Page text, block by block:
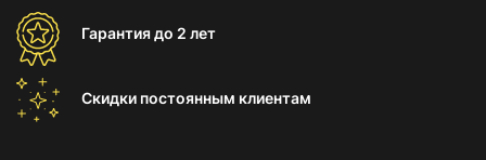
Гарантиядо 2 лет
Скидки постоянным клиентам